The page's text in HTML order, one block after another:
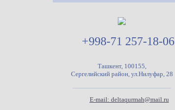
+998-71 257-18-06
Ташкент, 100155,
Сергелийский район, ул.Нилуфар, 28
E-mail: deltaqurmah@mail.ru